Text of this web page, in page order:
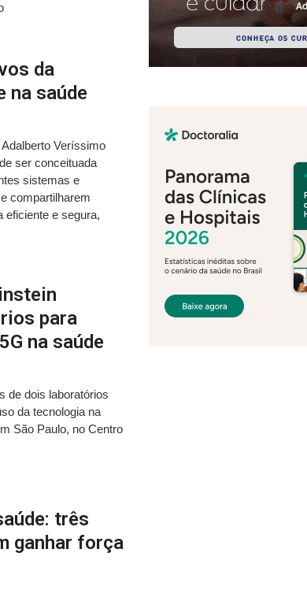
da
na saúde
Veríssimo
ser conceituada
sistemas e
compartilharem
eficiente e segura,
para
na saúde
de dois laboratórios
da tecnologia na
São Paulo, no Centro
três
ganhar força